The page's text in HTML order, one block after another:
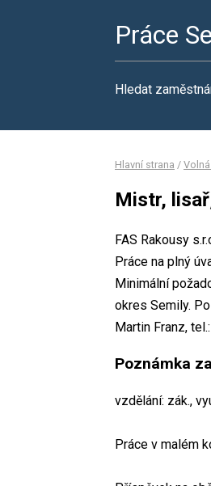
Práce
Hledat
Hlavní strana /
Mistr,
FAS Rakousy
Práce na plný
Minimální
okres Semily.
Martin Franz,
Poznámka
vzdělání: zák.,
Práce v malém